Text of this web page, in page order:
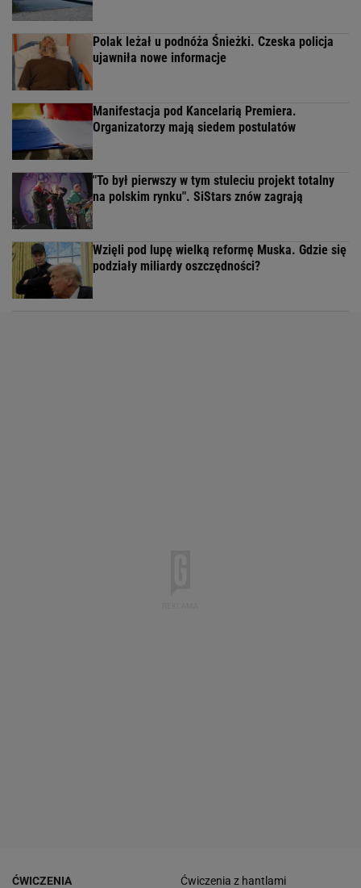
Polak leżał u podnóża Śnieżki. Czeska policja
ujawniła nowe informacje
Manifestacja pod Kancelarią Premiera.
Organizatorzy mają siedem postulatów
"To był pierwszy w tym stuleciu projekt totalny
na polskim rynku". SiStars znów zagrają
Wzięli pod lupę wielką reformę Muska. Gdzie się
podziały miliardy oszczędności?
ĆWICZENIA Ćwiczenia z hantlami